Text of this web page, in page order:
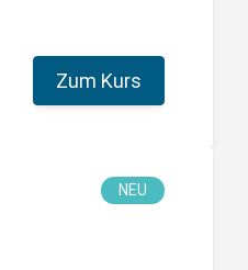
Zum Kurs
NEU